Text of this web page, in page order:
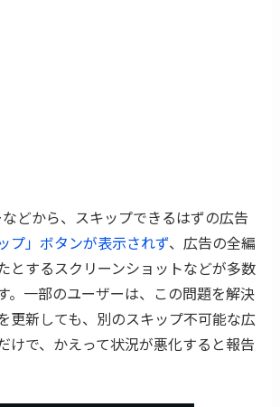
どから、スキップできるはずの広告
プ」ボタンが表示されず、広告の全編
とするスクリーンショットなどが多数
。一部のユーザーは、この問題を解決
更新しても、別のスキップ不可能な広
けで、かえって状況が悪化すると報告